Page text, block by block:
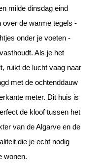
milde dinsdag eind
over de warme tegels -
onder je voeten -
Als je het
ruikt de lucht vaag naar
met de ochtenddauw
meter. Dit huis is
de kloof tussen het
van de Algarve en de
die je echt nodig
wonen.